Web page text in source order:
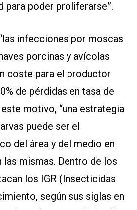
para poder proliferarse”.
infecciones por moscas
porcinas y avícolas
coste para el productor
de pérdidas en tasa de
motivo, “una estrategia
puede ser el
del área y del medio en
las mismas. Dentro de los
los IGR (Insecticidas
según sus siglas en